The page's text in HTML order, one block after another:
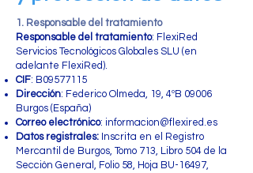
1. Responsable del tratamiento
Responsable del tratamiento: FlexiRed
Servicios Tecnológicos Globales SLU (en
adelante FlexiRed).
CIF: B09577115
Dirección: Federico Olmeda, 19, 4ºB 09006
Burgos (España)
Correo electrónico: informacion@flexired.es
Datos registrales: Inscrita en el Registro
Mercantil de Burgos, Tomo 713, Libro 504 de la
Sección General, Folio 58, Hoja BU-16497,